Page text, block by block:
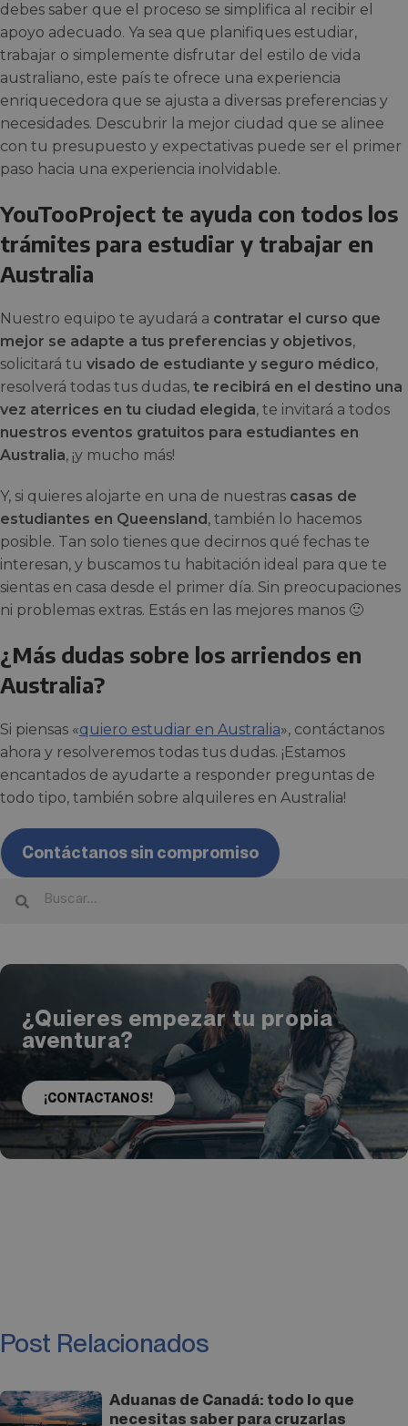
debes saber que el proceso se simplifica al recibir el
apoyo adecuado. Ya sea que planifiques estudiar,
trabajar o simplemente disfrutar del estilo de vida
australiano, este país te ofrece una experiencia
enriquecedora que se ajusta a diversas preferencias y
necesidades. Descubrir la mejor ciudad que se alinee
con tu presupuesto y expectativas puede ser el primer
paso hacia una experiencia inolvidable.
YouTooProject te ayuda con todos los
trámites para estudiar y trabajar en
Australia
Nuestro equipo te ayudará a contratar el curso que
mejor se adapte a tus preferencias y objetivos,
solicitará tu visado de estudiante y seguro médico,
resolverá todas tus dudas, te recibirá en el destino una
vez aterrices en tu ciudad elegida, te invitará a todos
nuestros eventos gratuitos para estudiantes en
Australia, ¡y mucho más!
Y, si quieres alojarte en una de nuestras casas de
estudiantes en Queensland , también lo hacemos
posible. Tan solo tienes que decirnos qué fechas te
interesan, y buscamos tu habitación ideal para que te
sientas en casa desde el primer día. Sin preocupaciones
ni problemas extras. Estás en las mejores manos 🙂
¿Más dudas sobre los arriendos en
Australia?
Si piensas «quiero estudiar en Australia», contáctanos
ahora y resolveremos todas tus dudas. ¡Estamos
encantados de ayudarte a responder preguntas de
todo tipo, también sobre alquileres en Australia!
Contáctanos sin compromiso
¿Quieres empezar tu propia
aventura?
¡CONTACTANOS!
Post Relacionados
Aduanas de Canadá: todo lo que
necesitas saber para cruzarlas